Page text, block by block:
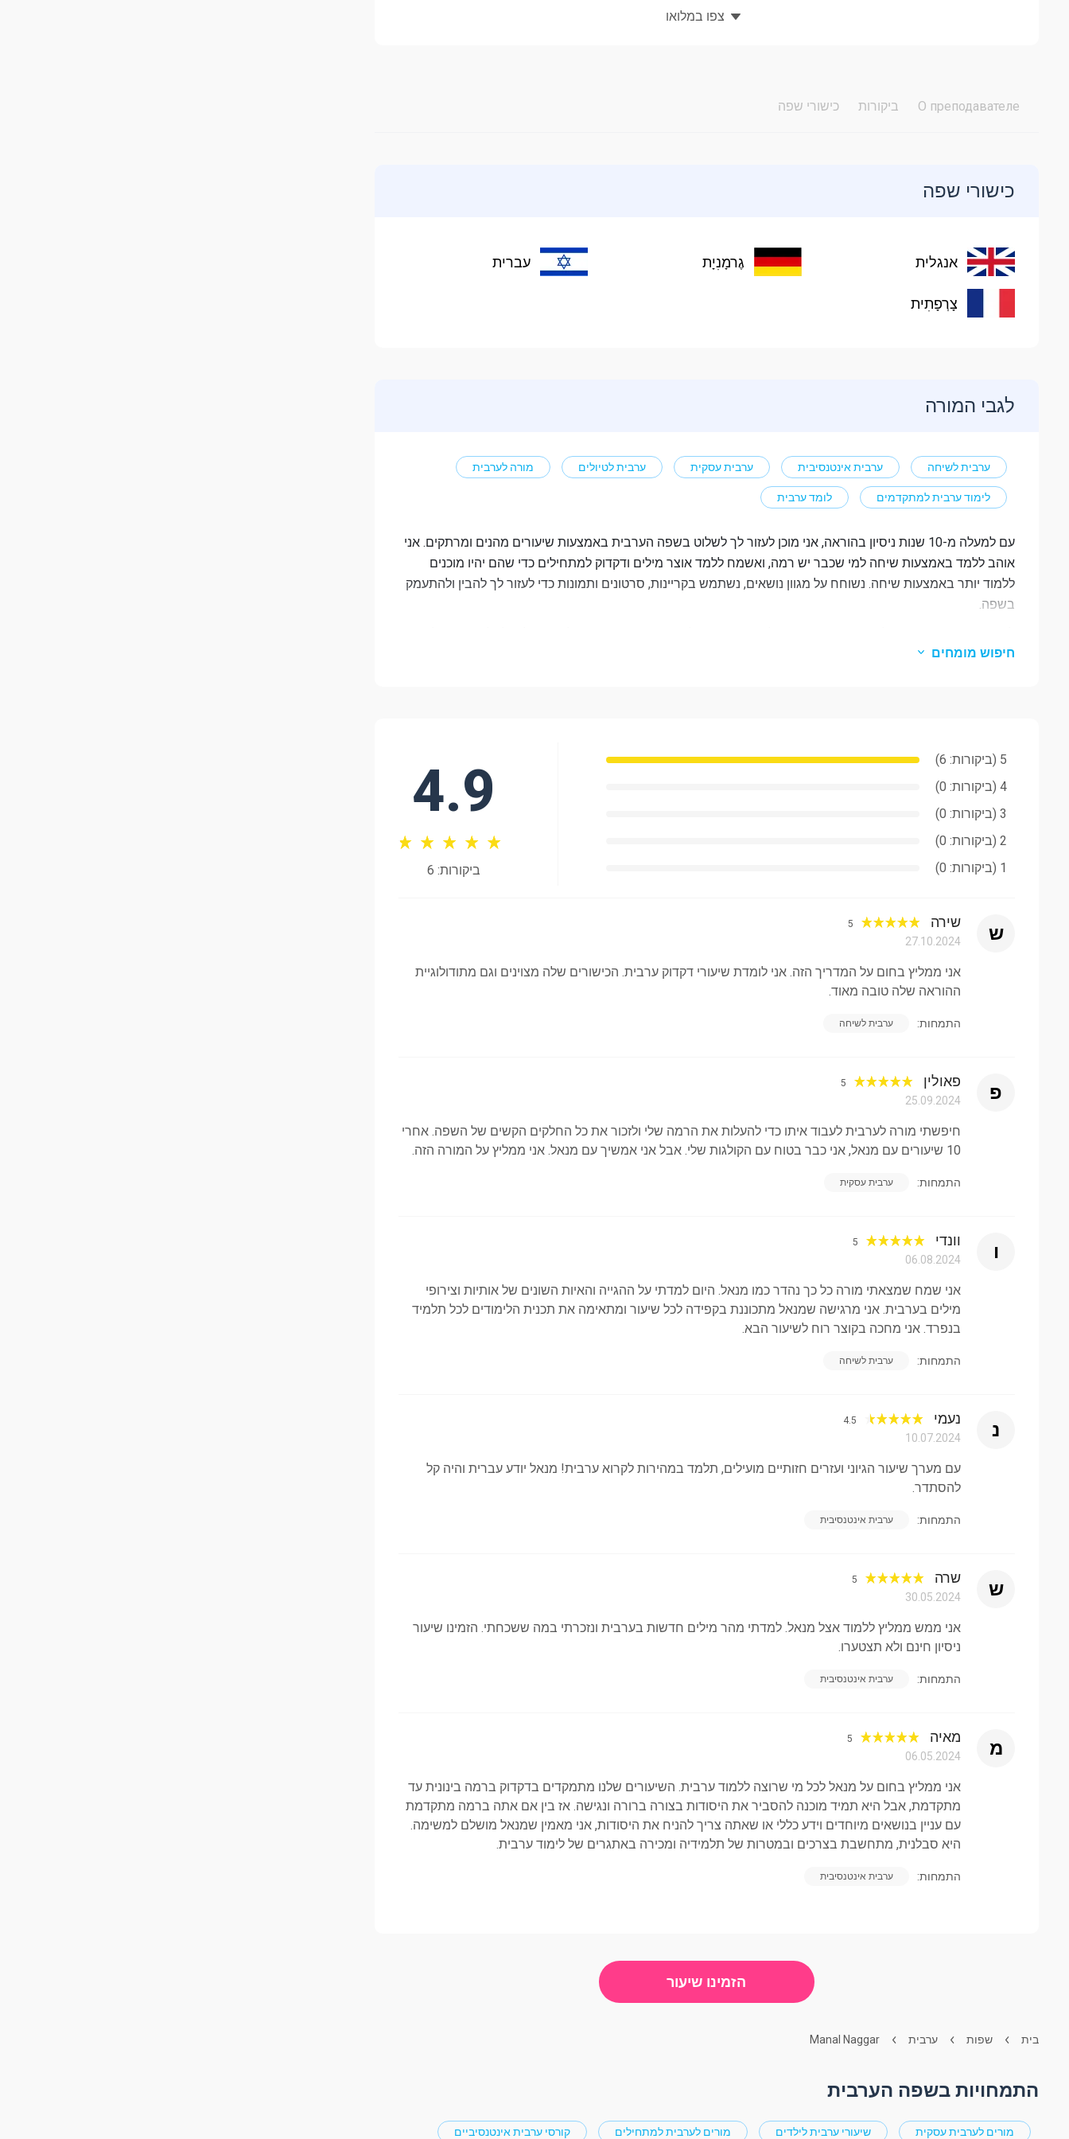
צפו במלואו
О преподавателе ביקורות כישורי שפה
כישורי שפה
אנגלית גֶרמָנִיָת עברית
צָרְפָתִית
לגבי המורה
ערבית לשיחה ערבית אינטנסיבית ערבית עסקית ערבית לטיולים מורה לערבית
לימוד ערבית למתקדמים לומד ערבית
עם למעלה מ-10 שנות ניסיון בהוראה, אני מוכן לעזור לך לשלוט בשפה הערבית באמצעות שיעורים מהנים ומרתקים. אני
אוהב ללמד באמצעות שיחה למי שכבר יש רמה, ואשמח ללמד אוצר מילים ודקדוק למתחילים כדי שהם יהיו מוכנים
ללמוד יותר באמצעות שיחה. נשוחח על מגוון נושאים, נשתמש בקריינות, סרטונים ותמונות כדי לעזור לך להבין ולהתעמק
בשפה.
הגילאים, מילדים ועד מבוגרים. אני גם נהנה ללמד ערבית לכל מי שמתעניין בתרבות שלנו.
חיפוש מומחים
5 (ביקורות: 6)
4 (ביקורות: 0)
3 (ביקורות: 0)
2 (ביקורות: 0)
1 (ביקורות: 0)
4.9
ביקורות: 6
ש
שירה 5
27.10.2024
אני ממליץ בחום על המדריך הזה. אני לומדת שיעורי דקדוק ערבית. הכישורים שלה מצוינים וגם מתודולוגיית
ההוראה שלה טובה מאוד.
התמחות: ערבית לשיחה
פ
פאולין 5
25.09.2024
חיפשתי מורה לערבית לעבוד איתו כדי להעלות את הרמה שלי ולזכור את כל החלקים הקשים של השפה. אחרי
10 שיעורים עם מנאל, אני כבר בטוח עם הקולגות שלי. אבל אני אמשיך עם מנאל. אני ממליץ על המורה הזה.
התמחות: ערבית עסקית
ו
וונדי 5
06.08.2024
אני שמח שמצאתי מורה כל כך נהדר כמו מנאל. היום למדתי על ההגייה והאיות השונים של אותיות וצירופי
מילים בערבית. אני מרגישה שמנאל מתכוננת בקפידה לכל שיעור ומתאימה את תכנית הלימודים לכל תלמיד
בנפרד. אני מחכה בקוצר רוח לשיעור הבא.
התמחות: ערבית לשיחה
נ
נעמי 4.5
10.07.2024
עם מערך שיעור הגיוני ועזרים חזותיים מועילים, תלמד במהירות לקרוא ערבית! מנאל יודע עברית והיה קל
להסתדר.
התמחות: ערבית אינטנסיבית
ש
שרה 5
30.05.2024
אני ממש ממליץ ללמוד אצל מנאל. למדתי מהר מילים חדשות בערבית ונזכרתי במה ששכחתי. הזמינו שיעור
ניסיון חינם ולא תצטערו.
התמחות: ערבית אינטנסיבית
מ
מאיה 5
06.05.2024
אני ממליץ בחום על מנאל לכל מי שרוצה ללמוד ערבית. השיעורים שלנו מתמקדים בדקדוק ברמה בינונית עד
מתקדמת, אבל היא תמיד מוכנה להסביר את היסודות בצורה ברורה ונגישה. אז בין אם אתה ברמה מתקדמת
עם עניין בנושאים מיוחדים וידע כללי או שאתה צריך להניח את היסודות, אני מאמין שמנאל מושלם למשימה.
היא סבלנית, מתחשבת בצרכים ובמטרות של תלמידיה ומכירה באתגרים של לימוד ערבית.
התמחות: ערבית אינטנסיבית
הזמינו שיעור
בית שפות ערבית Manal Naggar
התמחויות בשפה הערבית
מורים לערבית עסקית שיעורי ערבית לילדים מורים לערבית למתחילים קורסי ערבית אינטנסיביים